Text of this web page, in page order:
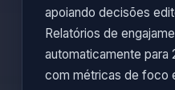
apoiando decisões
Relatórios de
automaticamente para
com métricas de foco